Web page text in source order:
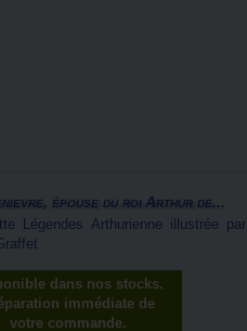
épouse du roi Arthur de...
Légendes Arthurienne illustrée par
dans nos stocks.
immédiate de
votre commande.